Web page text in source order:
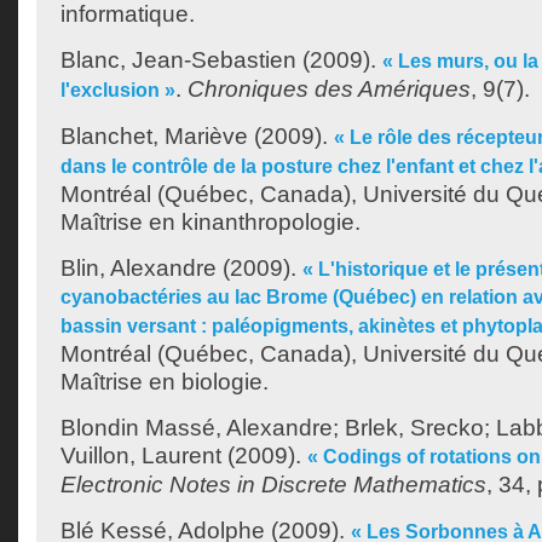
informatique.
Blanc, Jean-Sebastien (2009). « Les murs, ou
l'exclusion ». Chroniques des Amériques, 9(7).
Blanchet, Mariève (2009). « Le rôle des
dans le contrôle de la posture chez l'enfant et chez
Montréal (Québec, Canada), Université du
Maîtrise en kinanthropologie.
Blin, Alexandre (2009). « L'historique et le
cyanobactéries au lac Brome (Québec) en relation
bassin versant : paléopigments, akinètes et
Montréal (Québec, Canada), Université du
Maîtrise en biologie.
Blondin Massé, Alexandre; Brlek, Srecko;
Vuillon, Laurent (2009). « Codings of rotations
Electronic Notes in Discrete Mathematics, 34,
Blé Kessé, Adolphe (2009). « Les Sorbonnes à